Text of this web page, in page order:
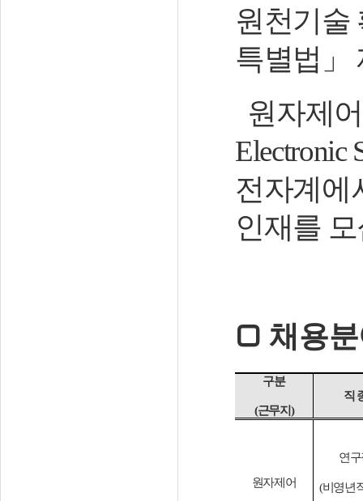
원천기술
특별법 」
원자제
Electronic
전자계에
인재를
□ 채용
구분
(근무지 )
직
원자제어
연
(비영년